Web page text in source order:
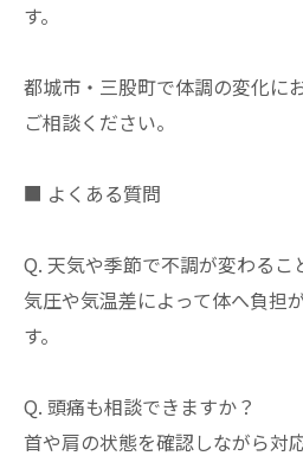
す。
都城市・三股町で体調の変化に
ご相談ください。
■ よくある質問
Q. 天気や季節で不調が変わるこ
気圧や気温差によって体へ負担
す。
Q. 頭痛も相談できますか？
首や肩の状態を確認しながら対